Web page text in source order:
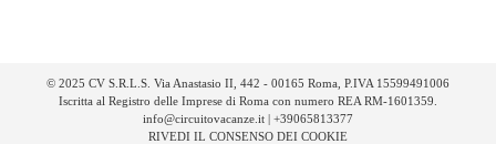
© 2025 CV S.R.L.S. Via Anastasio II, 442 - 00165 Roma, P.IVA 15599491006
Iscritta al Registro delle Imprese di Roma con numero REA RM-1601359.
info@circuitovacanze.it | +39065813377
RIVEDI IL CONSENSO DEI COOKIE